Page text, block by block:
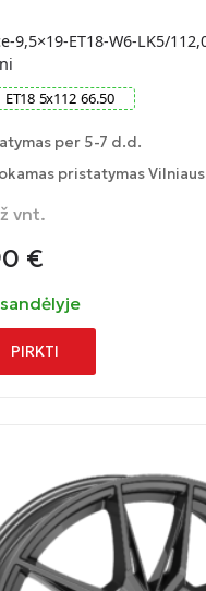
9,5×19-ET18-W6-LK5/
ET18 5x112 66.50
per 5-7 d.d.
pristatymas
vnt.
€
PIRKTI